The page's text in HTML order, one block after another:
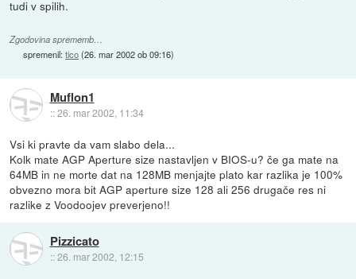
tudi v spilih.
Zgodovina sprememb…
spremenil:tico(26. mar 2002 ob 09:16)
Muflon1
::26. mar 2002, 11:34
Vsi ki pravte da vam slabo dela...
Kolk mate AGP Aperture size nastavljen v BIOS-u? če ga mate na
64MB in ne morte dat na 128MB menjajte plato kar razlika je 100%
obvezno mora bit AGP aperture size 128 ali 256 drugače res ni
razlike z Voodoojev preverjeno!!
Pizzicato
::26. mar 2002, 12:15